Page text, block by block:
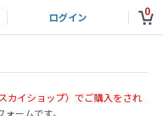
ログイン 0
カイショップ）でご購入をされ